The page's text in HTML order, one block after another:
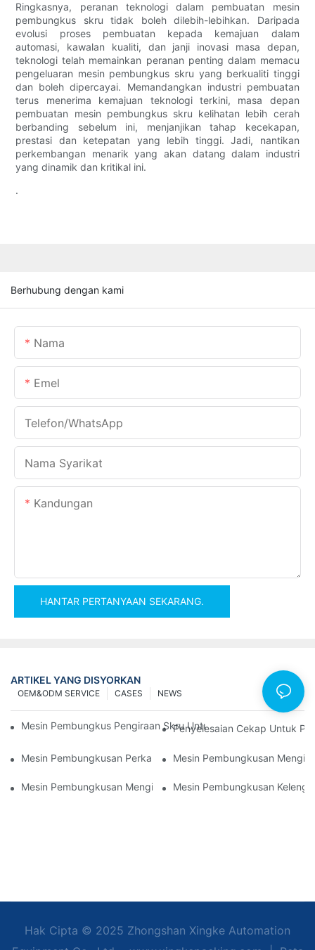
Ringkasnya, peranan teknologi dalam pembuatan mesin
pembungkus skru tidak boleh dilebih-lebihkan. Daripada
evolusi proses pembuatan kepada kemajuan dalam
automasi, kawalan kualiti, dan janji inovasi masa depan,
teknologi telah memainkan peranan penting dalam memacu
pengeluaran mesin pembungkus skru yang berkualiti tinggi
dan boleh dipercayai. Memandangkan industri pembuatan
terus menerima kemajuan teknologi terkini, masa depan
pembuatan mesin pembungkus skru kelihatan lebih cerah
berbanding sebelum ini, menjanjikan tahap kecekapan,
prestasi dan ketepatan yang lebih tinggi. Jadi, nantikan
perkembangan menarik yang akan datang dalam industri
yang dinamik dan kritikal ini.
.
Berhubung dengan kami
Nama
Emel
Telefon/WhatsApp
Nama Syarikat
Kandungan
HANTAR PERTANYAAN SEKARANG.
ARTIKEL YANG DISYORKAN
NEWS
CASES
OEM&ODM SERVICE
Mesin Pembungkus Pengiraan Skru Untuk Hasil Yang Boleh
Penyelesaian Cekap Untuk
Mesin Pembungkusan Perkakasan Terbaik Untuk Kawalan
Mesin Pembungkusan
Mesin Pembungkusan Mengira Skru: Alat Terbaik Untuk
Mesin Pembungkusan
Hak Cipta © 2025 Zhongshan Xingke Automation